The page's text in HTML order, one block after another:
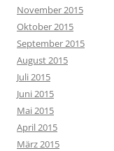
November 2015
Oktober 2015
September 2015
August 2015
Juli 2015
Juni 2015
Mai 2015
April 2015
März 2015